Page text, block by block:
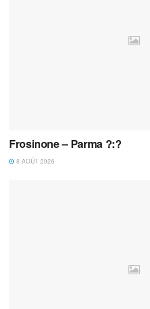
Frosinone – Parma ?:?
8 AOÛT 2026